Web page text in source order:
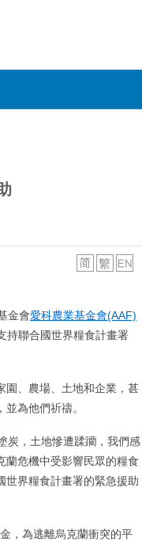
金會愛科農業基金會(AAF)
持聯合國世界糧食計畫署
園、農場、土地和企業，甚
並為他們祈禱。
炭，土地慘遭蹂躪，我們感
蘭危機中受影響民眾的糧食
世界糧食計畫署的緊急援助
，為逃離烏克蘭衝突的平